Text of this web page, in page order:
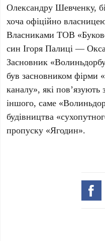
Олександру Шевченку,
хоча офіційно
Власниками ТОВ
син Ігоря Палиці —
Засновник
був засновником фірми
каналу», які
іншого, саме
будівництва
пропуску «Ягодин».